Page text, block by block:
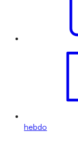
hebdo